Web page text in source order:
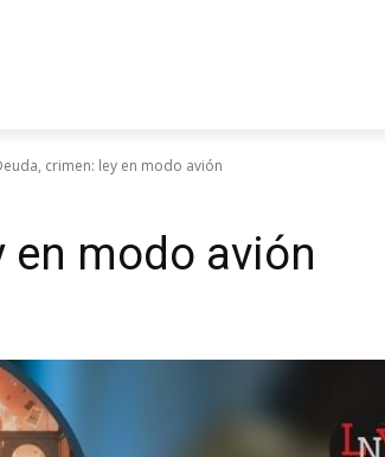
crimen: ley en modo avión
en modo avión